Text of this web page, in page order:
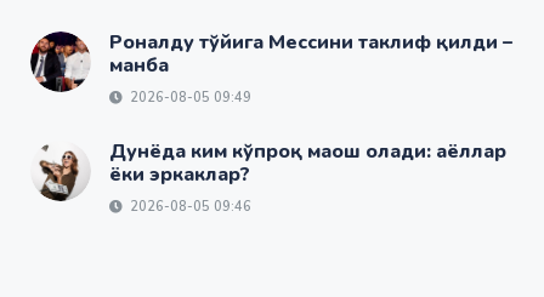
Роналду тўйига Мессини таклиф қилди –
манба
2026-08-05 09:49
Дунёда ким кўпроқ маош олади: аёллар
ёки эркаклар?
2026-08-05 09:46